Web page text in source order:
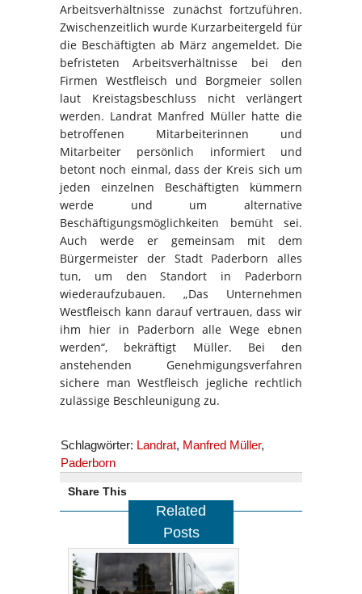
Arbeitsverhältnisse zunächst fortzuführen.
Zwischenzeitlich wurde Kurzarbeitergeld für
die Beschäftigten ab März angemeldet. Die
befristeten Arbeitsverhältnisse bei den
Firmen Westfleisch und Borgmeier sollen
laut Kreistagsbeschluss nicht verlängert
werden. Landrat Manfred Müller hatte die
betroffenen Mitarbeiterinnen und
Mitarbeiter persönlich informiert und
betont noch einmal, dass der Kreis sich um
jeden einzelnen Beschäftigten kümmern
werde und um alternative
Beschäftigungsmöglichkeiten bemüht sei.
Auch werde er gemeinsam mit dem
Bürgermeister der Stadt Paderborn alles
tun, um den Standort in Paderborn
wiederaufzubauen. „Das Unternehmen
Westfleisch kann darauf vertrauen, dass wir
ihm hier in Paderborn alle Wege ebnen
werden“, bekräftigt Müller. Bei den
anstehenden Genehmigungsverfahren
sichere man Westfleisch jegliche rechtlich
zulässige Beschleunigung zu.
Schlagwörter: Landrat, Manfred Müller,
Paderborn
Share This
Related
Posts